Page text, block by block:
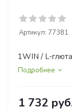
Артикул: 77381
1WIN / L-
Подробнее
1 732